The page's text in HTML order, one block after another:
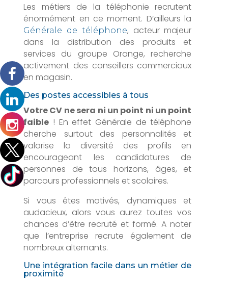
Les métiers de la téléphonie recrutent
énormément en ce moment. D’ailleurs la
Générale de téléphone, acteur majeur
dans la distribution des produits et
services du groupe Orange, recherche
activement des conseillers commerciaux
en magasin.
Des postes accessibles à tous
Votre CV ne sera ni un point ni un point
faible ! En effet Générale de téléphone
cherche surtout des personnalités et
valorise la diversité des profils en
encourageant les candidatures de
personnes de tous horizons, âges, et
parcours professionnels et scolaires.
Si vous êtes motivés, dynamiques et
audacieux, alors vous aurez toutes vos
chances d’être recruté et formé. A noter
que l’entreprise recrute également de
nombreux alternants.
Une intégration facile dans un métier de
proximité